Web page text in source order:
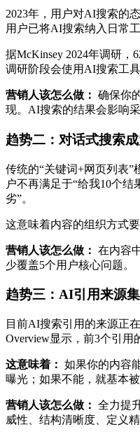
2023年，用户对AI搜索的
用户已将AI搜索纳入日常工
据McKinsey 2024年调研，
调研阶段会使用AI搜索工具
营销人该怎么做： 确保你
现。AI搜索的结果会影响采
趋势二：对话式搜索
传统的“关键词+网页列表”
户不再满足于“给我10个
劣”。
这意味着内容的组织方式要
营销人该怎么做： 在内容
少覆盖5个用户核心问题。
趋势三：AI引用来源
目前AI搜索引用的来源正
Overview显示，前3个引用
这意味着： 如果你的内容
曝光；如果不能，就基本被
营销人该怎么做： 全力提
威性、结构清晰度、定义精